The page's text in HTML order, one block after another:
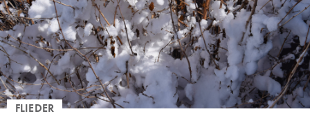
FLIEDER